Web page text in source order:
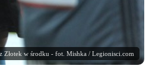
Złotek w środku - fot. Mishka / Legionisci.com